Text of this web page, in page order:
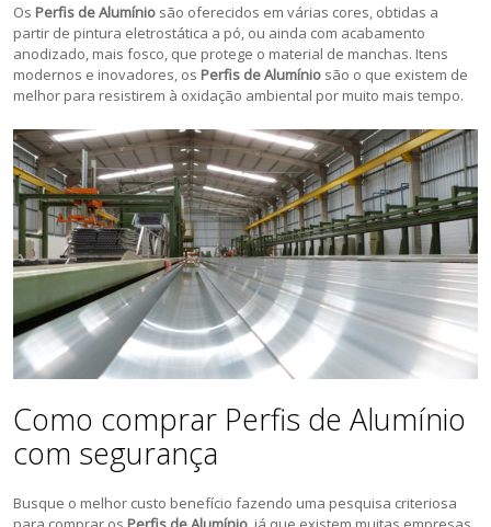
Os Perfis de Alumínio são oferecidos em várias cores, obtidas a
partir de pintura eletrostática a pó, ou ainda com acabamento
anodizado, mais fosco, que protege o material de manchas. Itens
modernos e inovadores, os Perfis de Alumínio são o que existem de
melhor para resistirem à oxidação ambiental por muito mais tempo.
Como comprar Perfis de Alumínio
com segurança
Busque o melhor custo benefício fazendo uma pesquisa criteriosa